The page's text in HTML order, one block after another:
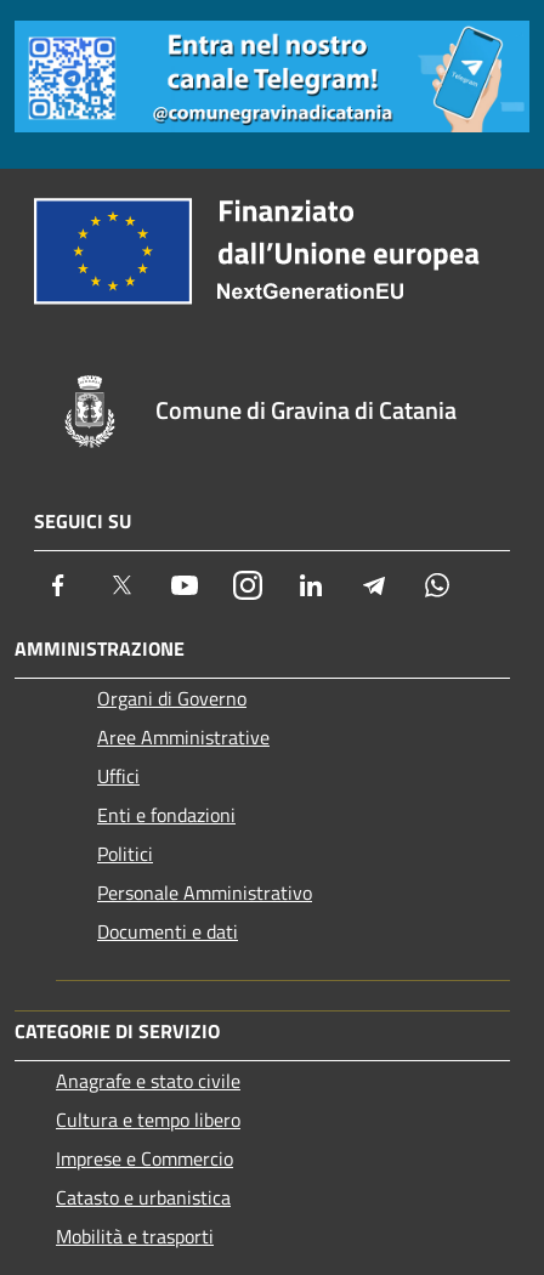
Comune di Gravina di Catania
SEGUICI SU
Facebook Twitter YoutubeInstagram LinkedIn Telegram
AMMINISTRAZIONE
Organi di Governo
Aree Amministrative
Uffici
Enti e fondazioni
Politici
Personale Amministrativo
Documenti e dati
CATEGORIE DI SERVIZIO
Anagrafe e stato civile
Cultura e tempo libero
Imprese e Commercio
Catasto e urbanistica
Mobilità e trasporti